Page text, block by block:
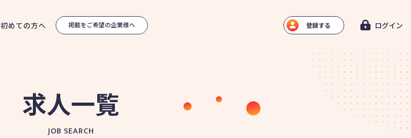
初めての方へ 掲載をご希望の企業様へ 登録する ログイン
求人一覧
JOB SEARCH